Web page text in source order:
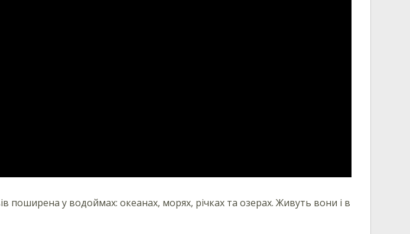
поширена у водоймах: океанах, морях, річках та озерах. Живуть вони і в